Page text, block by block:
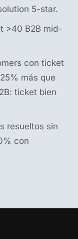
5-star.
>40 B2B mid-
con ticket
más que
ticket bien
resueltos sin
con